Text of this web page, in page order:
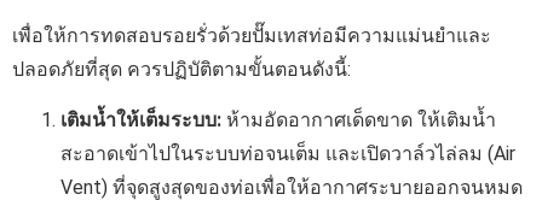
เพื่อให้การทดสอบรอยรั่วด้วยปั๊มเทสท่อมีความแม่นยำและ
ปลอดภัยที่สุด ควรปฏิบัติตามขั้นตอนดังนี้:
เติมน้ำให้เต็มระบบ: ห้ามอัดอากาศเด็ดขาด ให้เติมน้ำ
สะอาดเข้าไปในระบบท่อจนเต็ม และเปิดวาล์วไล่ลม (Air
Vent) ที่จุดสูงสุดของท่อเพื่อให้อากาศระบายออกจนหมด